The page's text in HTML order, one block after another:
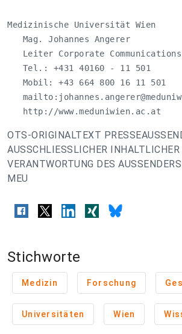
Medizinische Universität Wien
   Mag. Johannes Angerer
   Leiter Corporate Communications
   Tel.: +431 40160 - 11 501
   Mobil: +43 664 800 16 11 501
   mailto:
   http://www.meduniwien.ac.at
OTS-ORIGINALTEXT
AUSSCHLIESSLICHER INHALTLICHER
VERANTWORTUNG DES
MEU
Stichworte
Medizin Forschung
Universitäten Wien